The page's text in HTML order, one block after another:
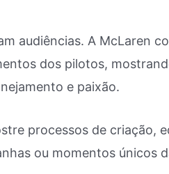
audiências. A McLaren
dos pilotos,
e paixão.
processos de criação,
ou momentos únicos